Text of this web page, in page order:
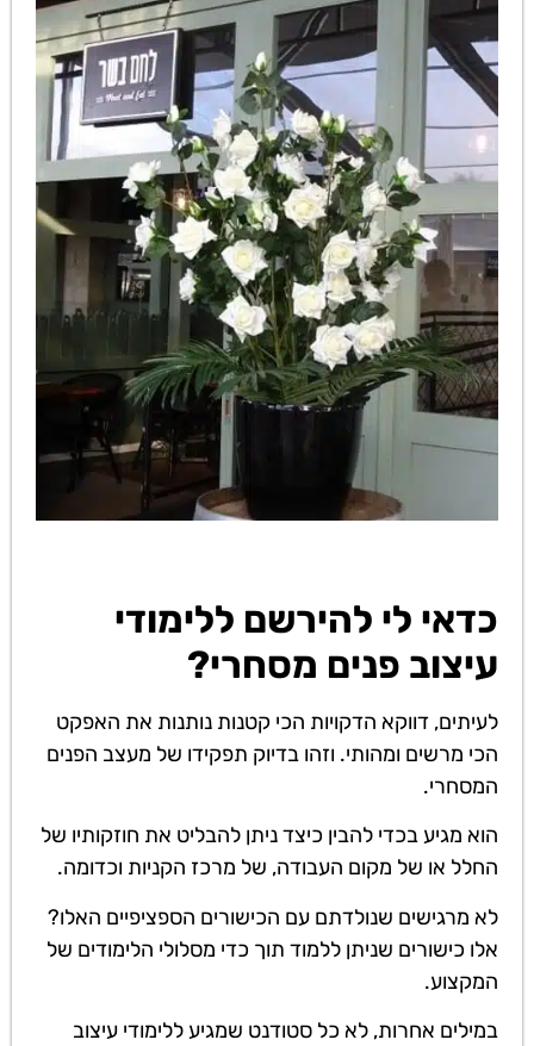
כדאי לי להירשם ללימודי
עיצוב פנים מסחרי?
לעיתים, דווקא הדקויות הכי קטנות נותנות את האפקט
הכי מרשים ומהותי. וזהו בדיוק תפקידו של מעצב הפנים
המסחרי.
הוא מגיע בכדי להבין כיצד ניתן להבליט את חוזקותיו של
החלל או של מקום העבודה, של מרכז הקניות וכדומה.
לא מרגישים שנולדתם עם הכישורים הספציפיים האלו?
אלו כישורים שניתן ללמוד תוך כדי מסלולי הלימודים של
המקצוע.
במילים אחרות, לא כל סטודנט שמגיע ללימודי עיצוב